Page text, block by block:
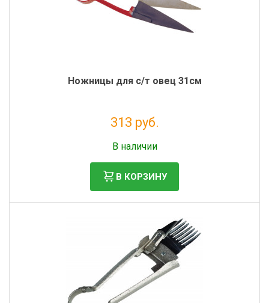
Ножницы для с/т овец 31см
313 руб.
В наличии
В КОРЗИНУ